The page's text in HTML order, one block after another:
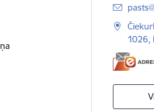
E-
1026,